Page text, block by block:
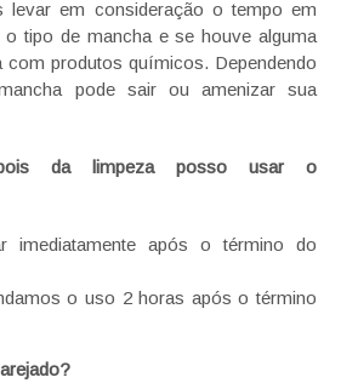
levar em consideração o tempo em
tipo de mancha e se houve alguma
com produtos químicos. Dependendo
pode sair ou amenizar sua
da limpeza posso usar o
imediatamente após o término do
o uso 2 horas após o término